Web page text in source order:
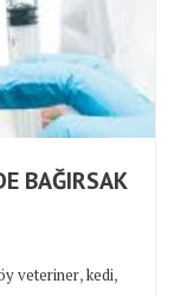
BAĞIRSAK
veteriner,kedi,